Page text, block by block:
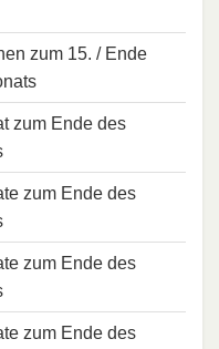
zum 15. / Ende
zum Ende des
zum Ende des
zum Ende des
zum Ende des